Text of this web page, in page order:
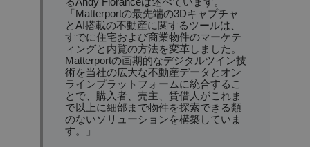
「Matterportの最先端の3Dキャプチャ
とAI搭載の不動産に関するツールは、
すでに住宅および商業物件のマーケテ
ィングと内覧の方法を変革しました。
Matterportの画期的なデジタルツイン技
術を当社の広大な不動産データとオン
ラインプラットフォームに統合するこ
とで、購入者、売主、賃借人がこれま
で以上に細部まで物件を探索できる類
のないソリューションを構築していま
す。」